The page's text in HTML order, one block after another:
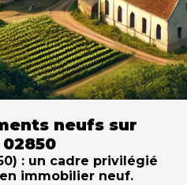
neufs sur
: un cadre privilégié
immobilier neuf.